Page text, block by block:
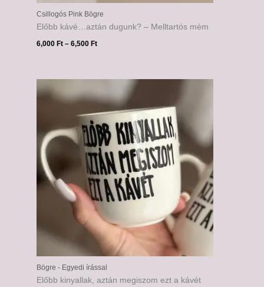
Csillogós Pink Bögre
Előbb kávé…aztán dugunk? – Melltartós mém
6,000Ft – 6,500Ft
Bögre - Egyedi írással
Előbb kinyallak, aztán megiszom ezt a kávét